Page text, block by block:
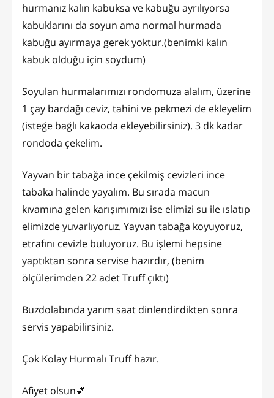
hurmanız kalın kabuksa ve kabuğu ayrılıyorsa
kabuklarını da soyun ama normal hurmada
kabuğu ayırmaya gerek yoktur.(benimki kalın
kabuk olduğu için soydum)
Soyulan hurmalarımızı rondomuza alalım, üzerine
1 çay bardağı ceviz, tahini ve pekmezi de ekleyelim
(isteğe bağlı kakaoda ekleyebilirsiniz). 3 dk kadar
rondoda çekelim.
Yayvan bir tabağa ince çekilmiş cevizleri ince
tabaka halinde yayalım. Bu sırada macun
kıvamına gelen karışımımızı ise elimizi su ile ıslatıp
elimizde yuvarlıyoruz. Yayvan tabağa koyuyoruz,
etrafını cevizle buluyoruz. Bu işlemi hepsine
yaptıktan sonra servise hazırdır, (benim
ölçülerimden 22 adet Truff çıktı)
Buzdolabında yarım saat dinlendirdikten sonra
servis yapabilirsiniz.
Çok Kolay Hurmalı Truff hazır.
Afiyet olsun💕